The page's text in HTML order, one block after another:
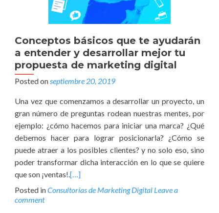
Conceptos básicos que te ayudarán
a entender y desarrollar mejor tu
propuesta de marketing digital
Posted onseptiembre 20, 2019
Una vez que comenzamos a desarrollar un proyecto, un
gran número de preguntas rodean nuestras mentes, por
ejemplo: ¿cómo hacemos para iniciar una marca? ¿Qué
debemos hacer para lograr posicionarla? ¿Cómo se
puede atraer a los posibles clientes? y no solo eso, sino
poder transformar dicha interacción en lo que se quiere
que son ¡ventas!.[…]
Posted inConsultorías de Marketing Digital Leave a
comment